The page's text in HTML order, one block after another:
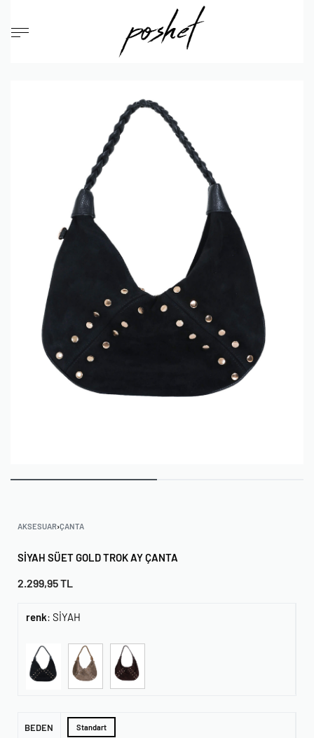
AKSESUAR›ÇANTA
SIYAH SÜET GOLD TROK AY ÇANTA
2.299,95TL
renk: SİYAH
BEDEN Standart